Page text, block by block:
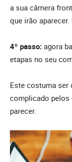
a sua câmera
que irão aparecer.
4º passo: agora
etapas no seu
Este costuma
complicado pelos
parecer.